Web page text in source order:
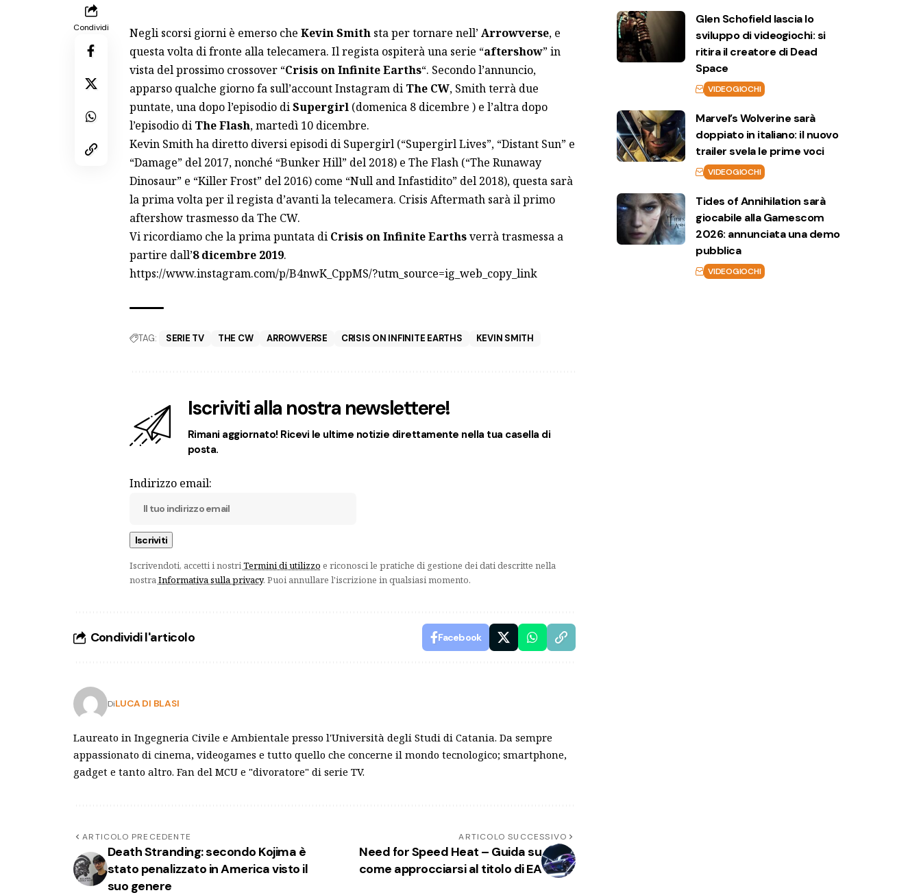
Condividi Negli scorsi giorni è emerso che Kevin Smithsta per tornare nell’Arrowverse, e
questa volta di fronte alla telecamera. Il regista ospiterà una serie “aftershow” in
vista del prossimo crossover “Crisis on Infinite Earths“. Secondo l’annuncio,
apparso qualche giorno fa sull’account Instagram di The CW, Smith terrà due
puntate, una dopo l’episodio diSupergirl(domenica 8 dicembre ) e l’altra dopo
l’episodio di The Flash, martedì 10 dicembre.
Kevin Smith ha diretto diversi episodi di Supergirl (“Supergirl Lives”, “Distant Sun” e
“Damage” del 2017, nonché “Bunker Hill” del 2018) e The Flash (“The Runaway
Dinosaur” e “Killer Frost” del 2016) come “Null and Infastidito” del 2018), questa sarà
la prima volta per il regista d’avanti la telecamera. Crisis Aftermath sarà il primo
aftershow trasmesso da The CW.
Vi ricordiamo che la prima puntata di Crisis on Infinite Earthsverrà trasmessa a
partire dall’8 dicembre 2019.
https://www.instagram.com/p/B4nwK_CppMS/?utm_source=ig_web_copy_link
TAG: SERIE TV THE CW ARROWVERSE CRISIS ON INFINITE EARTHS KEVIN SMITH
Iscriviti alla nostra newslettere!
Rimani aggiornato! Ricevi le ultime notizie direttamente nella tua casella di
posta.
Indirizzo email:
Iscrivendoti, accetti i nostriTermini di utilizzo e riconosci le pratiche di gestione dei dati descritte nella
nostraInformativa sulla privacy. Puoi annullare l'iscrizione in qualsiasi momento.
Condividi l'articolo Facebook
DiLUCA DI BLASI
Laureato in Ingegneria Civile e Ambientale presso l'Università degli Studi di Catania. Da sempre
appassionato di cinema, videogames e tutto quello che concerne il mondo tecnologico; smartphone,
gadget e tanto altro. Fan del MCU e "divoratore" di serie TV.
ARTICOLO PRECEDENTE
Death Stranding: secondo Kojima è
stato penalizzato in America visto il
suo genere
ARTICOLO SUCCESSIVO
Need for Speed Heat – Guida su
come approcciarsi al titolo di EA
Glen Schofield lascia lo
sviluppo di videogiochi: si
ritira il creatore di Dead
Space
VIDEOGIOCHI
Marvel’s Wolverine sarà
doppiato in italiano: il nuovo
trailer svela le prime voci
VIDEOGIOCHI
Tides of Annihilation sarà
giocabile alla Gamescom
2026: annunciata una demo
pubblica
VIDEOGIOCHI